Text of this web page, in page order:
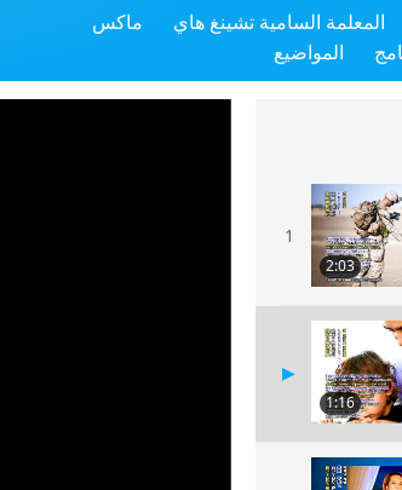
ماكس المعلمة السامية تشينغ هاي
المواضيع
1
2:03
1:16